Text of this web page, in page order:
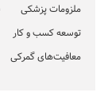
ملزومات پزشکی
توسعه کسب و کار
معافیت‌های گمرکی